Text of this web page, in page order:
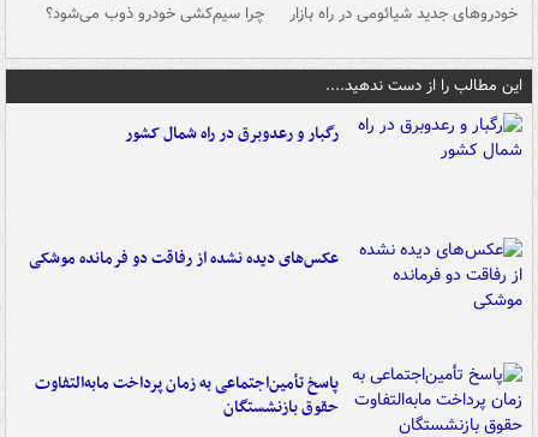
خودروهای جدید شیائومی در راه بازار چرا سیم‌کشی خودرو ذوب می‌شود؟
این مطالب را از دست ندهید....
رگبار و رعدوبرق در راه شمال کشور
عکس‌های دیده نشده از رفاقت دو فرمانده‌ موشکی
پاسخ تأمین‌اجتماعی به زمان پرداخت مابه‌التفاوت
حقوق بازنشستگان